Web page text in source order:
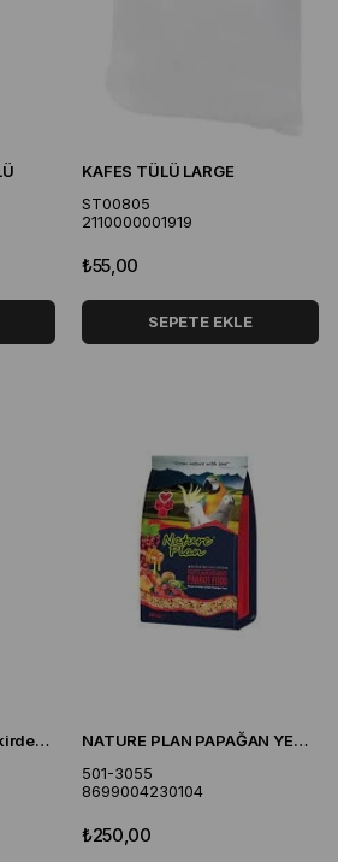
KAFES TÜLÜ LARGE
ST00805
2110000001919
₺55,00
SEPETE EKLE
Quik Çizgili Paraket Çekirdeği 500 gr NATURE PLAN PAPAĞAN YEMİ 800 GR
501-3055
8699004230104
₺250,00